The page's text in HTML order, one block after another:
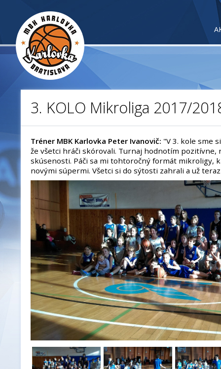
3. KOLO Mikroliga 2017/
Tréner MBK Karlovka Peter Ivanovič: "V 3. kole sme
že všetci hráči skórovali. Turnaj hodnotím pozitívne,
skúsenosti. Páči sa mi tohtoročný formát mikroligy,
novými súpermi. Všetci si do sýtosti zahrali a už